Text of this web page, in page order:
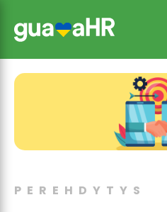
PEREHDYTYS